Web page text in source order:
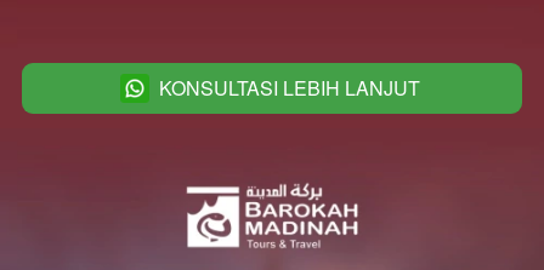
` KONSULTASI LEBIH LANJUT